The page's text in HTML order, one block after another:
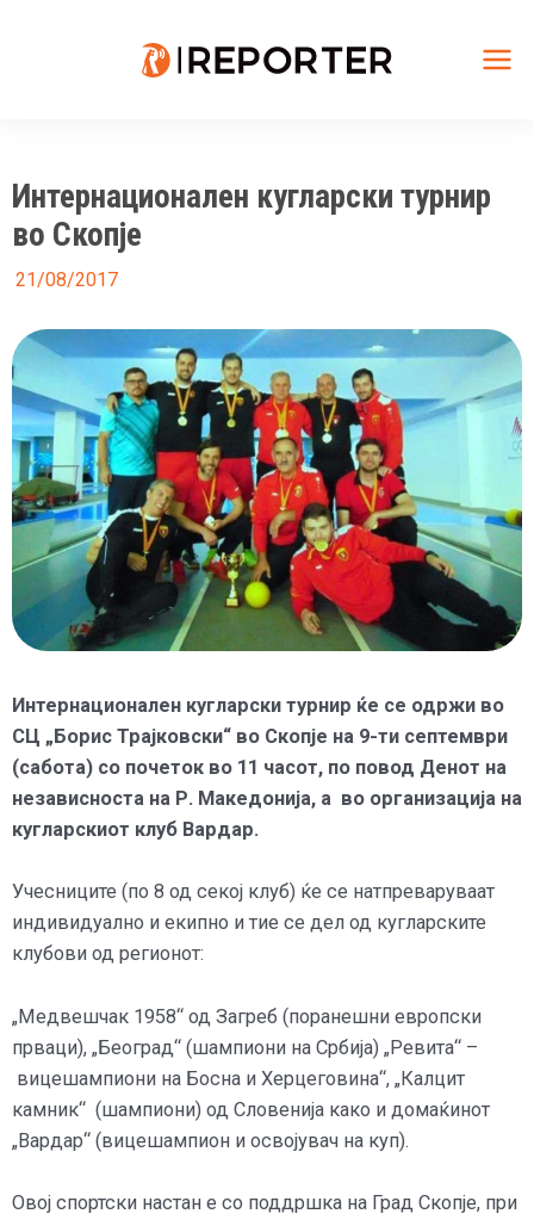
Интернационален кугларски турнир
во Скопје
21/08/2017
Интернационален кугларски турнир ќе се одржи во
СЦ „Борис Трајковски“ во Скопје на 9-ти септември
(сабота) со почеток во 11 часот, по повод Денот на
независноста на Р. Македонија, а во организација на
кугларскиот клуб Вардар.
Учесниците (по 8 од секој клуб) ќе се натпреваруваат
индивидуално и екипно и тие се дел од кугларските
клубови од регионот:
„Медвешчак 1958“ од Загреб (поранешни европски
прваци), „Београд“ (шампиони на Србија) „Ревита“ –
вицешампиони на Босна и Херцеговина“, „Калцит
камник“ (шампиони) од Словенија како и домаќинот
„Вардар“ (вицешампион и освојувач на куп).
Овој спортски настан е со поддршка на Град Скопје, при